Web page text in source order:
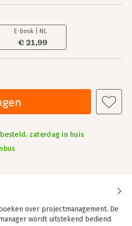
E-book | NL
€ 21,99
zaterdag in huis
over projectmanagement. De
wordt uitstekend bediend.